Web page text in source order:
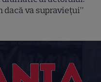
dacă va supraviețui”